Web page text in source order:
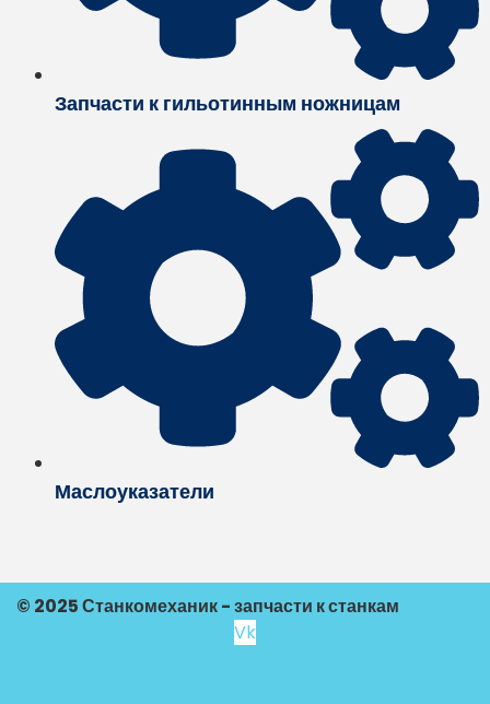
Запчасти к гильотинным ножницам
Маслоуказатели
© 2025 Станкомеханик - запчасти к станкам
Vk